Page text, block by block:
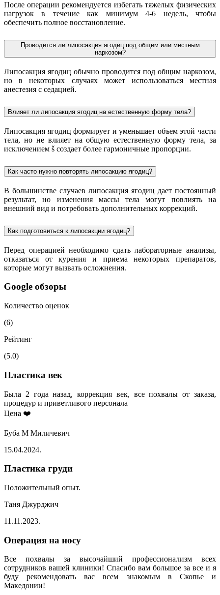
После операции рекомендуется избегать тяжелых физических
нагрузок в течение как минимум 4-6 недель, чтобы
обеспечить полное восстановление.
Проводится ли липосакция ягодиц под общим или местным
наркозом?
Липосакция ягодиц обычно проводится под общим наркозом,
но в некоторых случаях может использоваться местная
анестезия с седацией.
Влияет ли липосакция ягодиц на естественную форму тела?
Липосакция ягодиц формирует и уменьшает объем этой части
тела, но не влияет на общую естественную форму тела, за
исключением š создает более гармоничные пропорции.
Как часто нужно повторять липосакцию ягодиц?
В большинстве случаев липосакция ягодиц дает постоянный
результат, но изменения массы тела могут повлиять на
внешний вид и потребовать дополнительных коррекций.
Как подготовиться к липосакции ягодиц?
Перед операцией необходимо сдать лабораторные анализы,
отказаться от курения и приема некоторых препаратов,
которые могут вызвать осложнения.
Google обзоры
Количество оценок
(6)
Рейтинг
(5.0)
Пластика век
Была 2 года назад, коррекция век, все похвалы от заказа,
процедур и приветливого персонала
Цена ❤️
Буба М Миличевич
15.04.2024.
Пластика груди
Положительный опыт.
Таня Джурджич
11.11.2023.
Операция на носу
Все похвалы за высочайший профессионализм всех
сотрудников вашей клиники! Спасибо вам большое за все и я
буду рекомендовать вас всем знакомым в Скопье и
Македонии!